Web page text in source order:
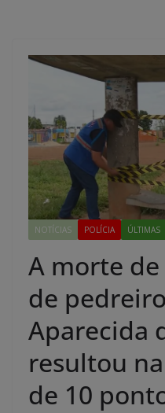
NOTÍCIAS POLÍCIA ÚLTIMAS
A morte
de
Aparecida
resultou
de 10